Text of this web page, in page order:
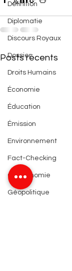
Définition
Diplomatie
Discours Royaux
Dossier
Droits Humains
Économie
Éducation
Émission
Environnement
Fact-Checking
Gastronomie
Géopolitique
Posts récents